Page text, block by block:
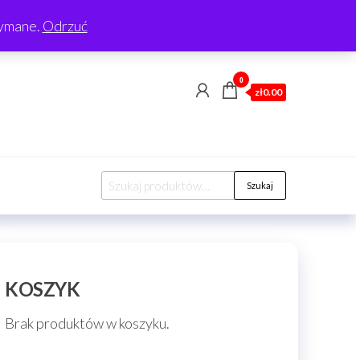
Odrzuć
0
zł0.00
Szukaj: Szukaj
KOSZYK
Brak produktów w koszyku.